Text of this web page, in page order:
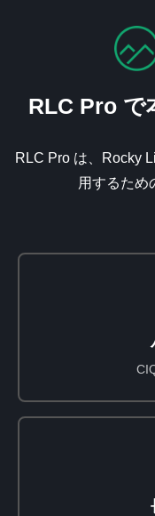
RLC Pro で
RLC Pro は、Rocky
用するため